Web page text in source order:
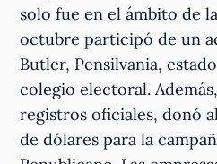
solo fue en el ámbito de
octubre participó de un
Butler, Pensilvania,
colegio electoral.
registros oficiales, donó
de dólares para la